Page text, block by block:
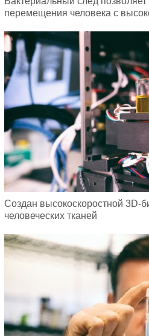
перемещения человека с
Создан высокоскоростной 3D-
человеческих тканей